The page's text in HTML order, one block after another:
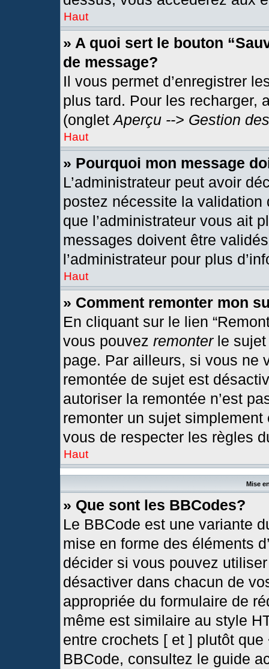
Haut
» A quoi sert le bouton
de message?
Il vous permet d’enregistrer
plus tard. Pour les recharger,
(ongletAperçu --> Gestion
Haut
» Pourquoi mon message
L’administrateur peut avoir
postez nécessite la
que l’administrateur vous ait
messages doivent être
l’administrateur pour plus
Haut
» Comment remonter mon
En cliquant sur le lien
vous pouvez remonterle sujet
page. Par ailleurs, si vous ne
remontée de sujet est
autoriser la remontée n’est
remonter un sujet
vous de respecter les règles
Haut
Mise
» Que sont les BBCodes?
Le BBCode est une variante
mise en forme des éléments
décider si vous pouvez
désactiver dans chacun de
appropriée du formulaire de
même est similaire au style
entre crochets [ et ] plutôt
BBCode, consultez le guide